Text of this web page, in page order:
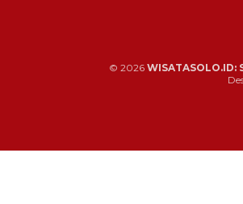
© 2026 WISATASOLO.ID: